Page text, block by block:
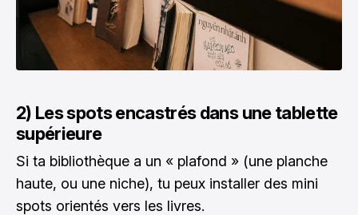
2) Les spots encastrés dans une tablette
supérieure
Si ta bibliothèque a un « plafond » (une planche
haute, ou une niche), tu peux installer des mini
spots orientés vers les livres.